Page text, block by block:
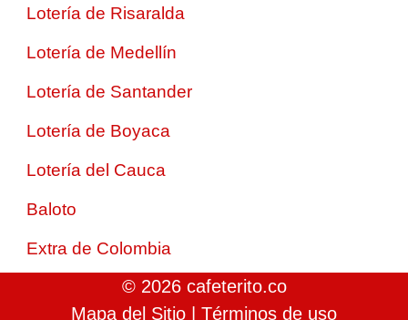
Lotería de Risaralda
Lotería de Medellín
Lotería de Santander
Lotería de Boyaca
Lotería del Cauca
Baloto
Extra de Colombia
© 2026 cafeterito.co
Mapa del Sitio
Términos de uso